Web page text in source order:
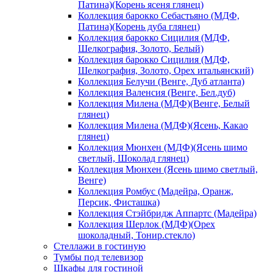
Патина)(Корень ясеня глянец)
Коллекция барокко Себастьяно (МДФ,
Патина)(Корень дуба глянец)
Коллекция барокко Сицилия (МДФ,
Шелкография, Золото, Белый)
Коллекция барокко Сицилия (МДФ,
Шелкография, Золото, Орех итальянский)
Коллекция Белучи (Венге, Дуб атланта)
Коллекция Валенсия (Венге, Бел.дуб)
Коллекция Милена (МДФ)(Венге, Белый
глянец)
Коллекция Милена (МДФ)(Ясень, Какао
глянец)
Коллекция Мюнхен (МДФ)(Ясень шимо
светлый, Шоколад глянец)
Коллекция Мюнхен (Ясень шимо светлый,
Венге)
Коллекция Ромбус (Мадейра, Оранж,
Персик, Фисташка)
Коллекция Стэйбридж Аппартс (Мадейра)
Коллекция Шерлок (МДФ)(Орех
шоколадный, Тонир.стекло)
Стеллажи в гостиную
Тумбы под телевизор
Шкафы для гостиной